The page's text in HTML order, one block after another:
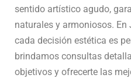
sentido artístico agudo,
naturales y armoniosos. En
cada decisión estética es
brindamos consultas
objetivos y ofrecerte las